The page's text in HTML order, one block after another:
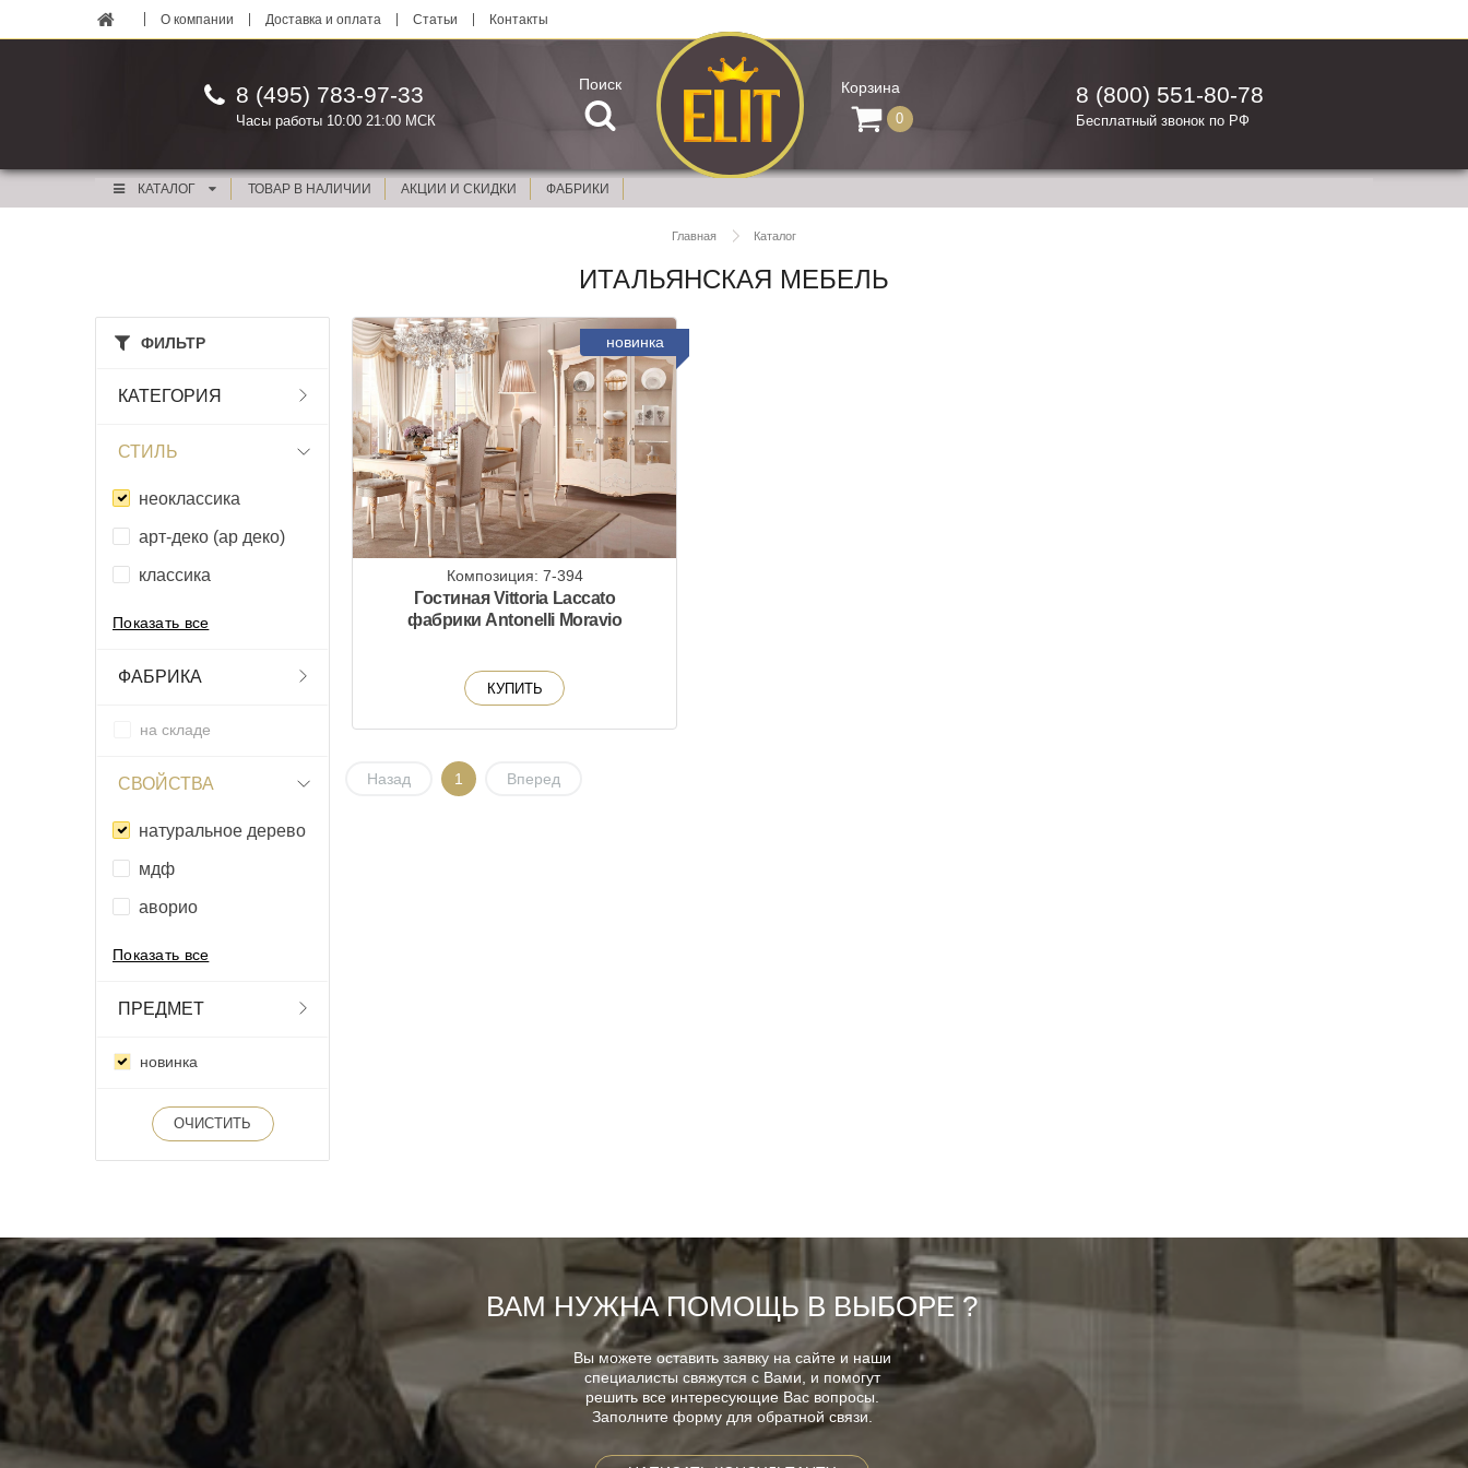
О компании Доставка и оплата Статьи Контакты
8 (495) 783-97-33
Часы работы 10:00 21:00 МСК
Поиск Корзина
0
8 (800) 551-80-78
Бесплатный звонок по РФ
КАТАЛОГ ТОВАР В НАЛИЧИИ АКЦИИ И СКИДКИ ФАБРИКИ
Главная Каталог
ИТАЛЬЯНСКАЯ МЕБЕЛЬ
ФИЛЬТР
КАТЕГОРИЯ
СТИЛЬ
неоклассика
арт-деко (ар деко)
классика
Показать все
ФАБРИКА
на складе
СВОЙСТВА
натуральное дерево
мдф
аворио
Показать все
ПРЕДМЕТ
новинка
ОЧИСТИТЬ
новинка
Композиция: 7-394
Гостиная Vittoria Laccato
фабрики Antonelli Moravio
КУПИТЬ
Назад 1 Вперед
ВАМ НУЖНА ПОМОЩЬ В ВЫБОРЕ ?
Вы можете оставить заявку на сайте и наши
специалисты свяжутся с Вами, и помогут
решить все интересующие Вас вопросы.
Заполните форму для обратной связи.